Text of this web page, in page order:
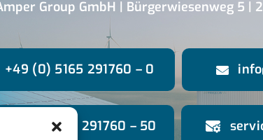
Group GmbH | Bürgerwiesenweg 5 |
+49 (0) 5165 291760 – 0
+49 (0) 5165 291760 – 50